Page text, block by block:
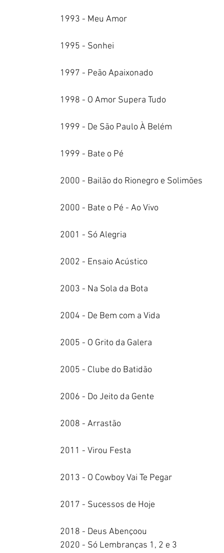
1993 - Meu Amor
1995 - Sonhei
1997 - Peão Apaixonado
1998 - O Amor Supera Tudo
1999 - De São Paulo À Belém
1999 - Bate o Pé
2000 - Bailão do Rionegro e Solimões
2000 - Bate o Pé - Ao Vivo
2001 - Só Alegria
2002 - Ensaio Acústico
2003 - Na Sola da Bota
2004 - De Bem com a Vida
2005 - O Grito da Galera
2005 - Clube do Batidão
2006 - Do Jeito da Gente
2008 - Arrastão
2011 - Virou Festa
2013 - O Cowboy Vai Te Pegar
2017 - Sucessos de Hoje
2018 - Deus Abençoou
2020 - Só Lembranças 1, 2 e 3